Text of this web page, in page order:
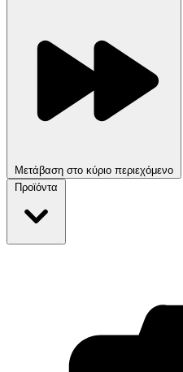
Μετάβαση στο κύριο περιεχόμενο
Προϊόντα